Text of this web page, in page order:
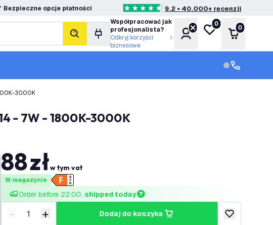
Bezpieczne opcje płatności 4.6 Gwiazdki oceny9.2 • 40.000+ recenzji
Szukaj
Współpracować jak
profesjonalista?
Odkryj korzyści
biznesowe
KontoMoja lista życzeń
0
Koszyk
0
Obsługa
Obsługa
3000K
- 7W - 1800K-3000K
88złw tym vat
W magazynie
Order before 22:00, shipped today
Zmniejsz ilość
- Zwiększ ilość
+ dodaj do koszyka
dodaj do listy